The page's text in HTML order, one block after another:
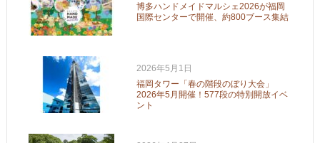
博多ハンドメイドマルシェ2026が福岡
国際センターで開催、約800ブース集結
2026年5月1日
福岡タワー「春の階段のぼり大会」
2026年5月開催！577段の特別開放イベ
ント